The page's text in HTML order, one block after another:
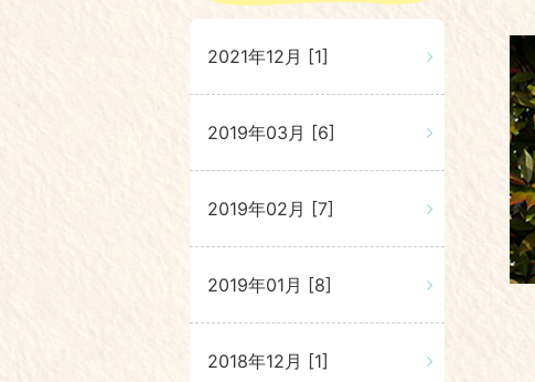
2021年12月 [1]
2019年03月 [6]
2019年02月 [7]
2019年01月 [8]
2018年12月 [1]